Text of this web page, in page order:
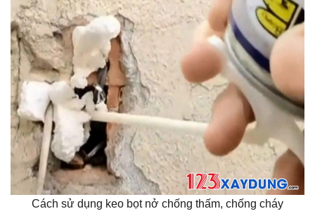
Cách sử dụng keo bọt nở chống thấm, chống cháy